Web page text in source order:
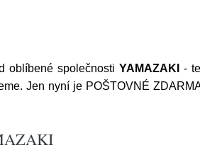
oblíbené společnosti YAMAZAKI
-
Jen nyní je POŠTOVNÉ